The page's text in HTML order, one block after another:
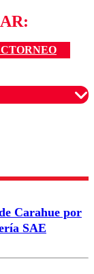
un
Carahue por
SAE